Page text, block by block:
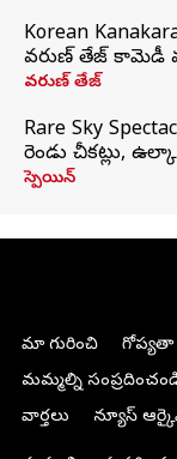
Korean
వరుణ్ తేజ్ కామెడీ
వరుణ్ తేజ్
Rare Sky
రెండు చీకట్లు,
స్పెయిన్
మా గురించి
మమ్మల్ని
వార్తలు
న్యూస్